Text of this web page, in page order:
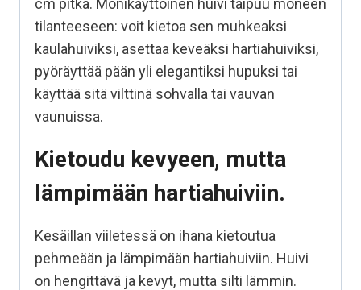
cm pitkä. Monikäyttöinen huivi taipuu moneen
tilanteeseen: voit kietoa sen muhkeaksi
kaulahuiviksi, asettaa keveäksi hartiahuiviksi,
pyöräyttää pään yli elegantiksi hupuksi tai
käyttää sitä vilttinä sohvalla tai vauvan
vaunuissa.
Kietoudu kevyeen, mutta
lämpimään hartiahuiviin.
Kesäillan viiletessä on ihana kietoutua
pehmeään ja lämpimään hartiahuiviin. Huivi
on hengittävä ja kevyt, mutta silti lämmin.